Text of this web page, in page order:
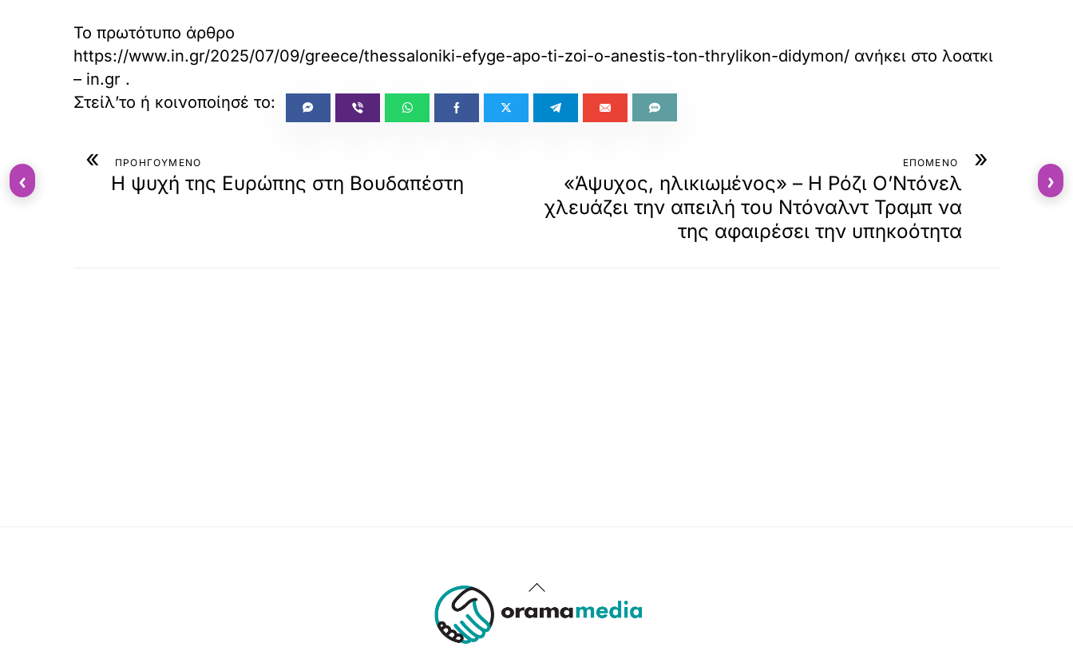
Το πρωτότυπο άρθρο
https://www.in.gr/2025/07/09/greece/thessaloniki-efyge-apo-ti-zoi-o-anestis-ton-thrylikon-didymon/ ανήκει στο λοατκι
– in.gr .
« ΠΡΟΗΓΟΥΜΕΝΟ
Η ψυχή της Ευρώπης στη Βουδαπέστη
»
ΕΠΟΜΕΝΟ
«Άψυχος, ηλικιωμένος» – H Ρόζι Ο’Ντόνελ
χλευάζει την απειλή του Ντόναλντ Τραμπ να
της αφαιρέσει την υπηκοότητα
Back
To
‹ ›